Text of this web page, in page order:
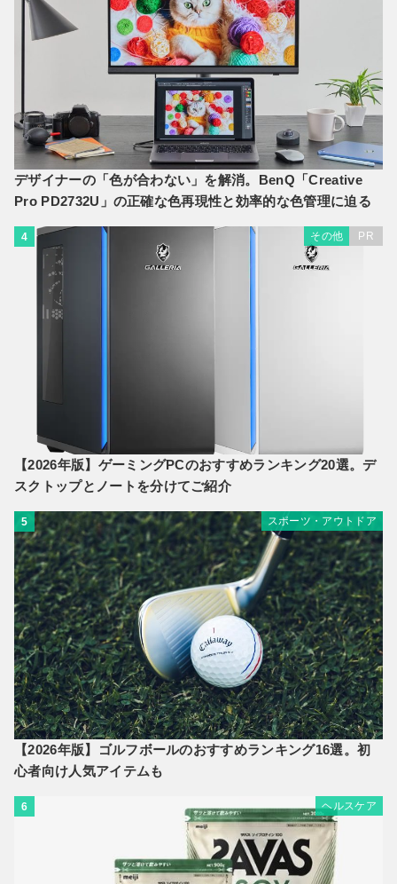
デザイナーの「色が合わない」を解消。BenQ「Creative
Pro PD2732U」の正確な色再現性と効率的な色管理に迫る
4 その他 PR
【2026年版】ゲーミングPCのおすすめランキング20選。デ
スクトップとノートを分けてご紹介
5 スポーツ・アウトドア
【2026年版】ゴルフボールのおすすめランキング16選。初
心者向け人気アイテムも
6 ヘルスケア